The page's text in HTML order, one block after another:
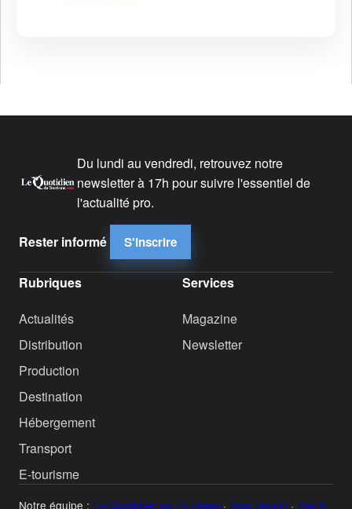
Du lundi au vendredi, retrouvez notre
newsletter à 17h pour suivre l'essentiel de
l'actualité pro.
Rester informé S'inscrire
Rubriques
Actualités
Distribution
Production
Destination
Hébergement
Transport
E-tourisme
Services
Magazine
Newsletter
Notre équipe : Le Quotidien du Tourisme · Tour Hebdo · Bus &